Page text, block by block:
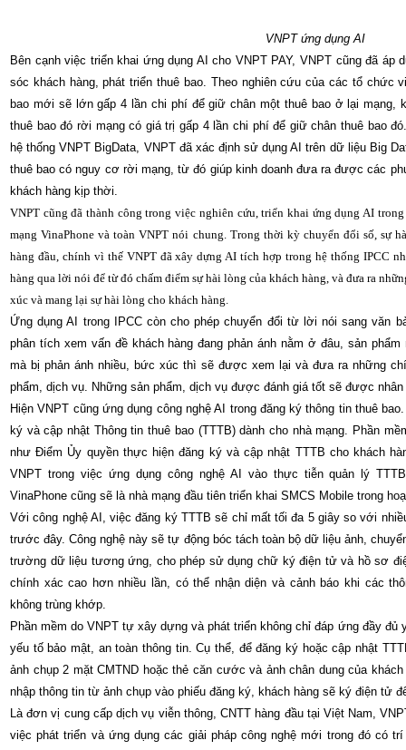
VNPT ứng dụng AI
Bên cạnh việc triển khai ứng dụng AI cho VNPT PAY, VNPT cũng đã áp
sóc khách hàng, phát triển thuê bao. Theo nghiên cứu của các tổ chức
bao mới sẽ lớn gấp 4 lần chi phí để giữ chân một thuê bao ở lại mạng,
thuê bao đó rời mạng có giá trị gấp 4 lần chi phí để giữ chân thuê bao
hệ thống VNPT BigData, VNPT đã xác định sử dụng AI trên dữ liệu Big
thuê bao có nguy cơ rời mạng, từ đó giúp kinh doanh đưa ra được các
khách hàng kịp thời.
VNPT cũng đã thành công trong việc nghiên cứu, triển khai ứng dụng AI
mạng VinaPhone và toàn VNPT nói chung. Trong thời kỳ chuyển đổi số, sự
hàng đầu, chính vì thế VNPT đã xây dựng AI tích hợp trong hệ thống IPCC
hàng qua lời nói để từ đó chấm điểm sự hài lòng của khách hàng, và đưa ra
xúc và mang lại sự hài lòng cho khách hàng.
Ứng dụng AI trong IPCC còn cho phép chuyển đổi từ lời nói sang văn
phân tích xem vấn đề khách hàng đang phản ánh nằm ở đâu, sản
mà bị phản ánh nhiều, bức xúc thì sẽ được xem lại và đưa ra những
phẩm, dịch vụ. Những sản phẩm, dịch vụ được đánh giá tốt sẽ được nhân
Hiện VNPT cũng ứng dụng công nghệ AI trong đăng ký thông tin thuê
ký và cập nhật Thông tin thuê bao (TTTB) dành cho nhà mạng. Phần
như Điểm Ủy quyền thực hiện đăng ký và cập nhật TTTB cho khách
VNPT trong việc ứng dụng công nghệ AI vào thực tiễn quản lý
VinaPhone cũng sẽ là nhà mạng đầu tiên triển khai SMCS Mobile trong
Với công nghệ AI, việc đăng ký TTTB sẽ chỉ mất tối đa 5 giây so với
trước đây. Công nghệ này sẽ tự động bóc tách toàn bộ dữ liệu ảnh,
trường dữ liệu tương ứng, cho phép sử dụng chữ ký điện tử và hồ sơ
chính xác cao hơn nhiều lần, có thể nhận diện và cảnh báo khi các
không trùng khớp.
Phần mềm do VNPT tự xây dựng và phát triển không chỉ đáp ứng đầy đủ
yếu tố bảo mật, an toàn thông tin. Cụ thể, để đăng ký hoặc cập nhật
ảnh chụp 2 mặt CMTND hoặc thẻ căn cước và ảnh chân dung của
nhập thông tin từ ảnh chụp vào phiếu đăng ký, khách hàng sẽ ký điện tử
Là đơn vị cung cấp dịch vụ viễn thông, CNTT hàng đầu tại Việt Nam,
việc phát triển và ứng dụng các giải pháp công nghệ mới trong đó có